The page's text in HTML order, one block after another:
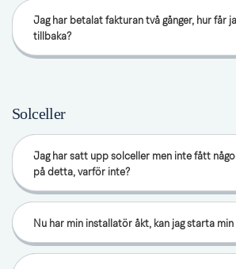
Jag har betalat fakturan två gånger, hur får
tillbaka?
Solceller
Jag har satt upp solceller men inte fått
på detta, varför inte?
Nu har min installatör åkt, kan jag starta min